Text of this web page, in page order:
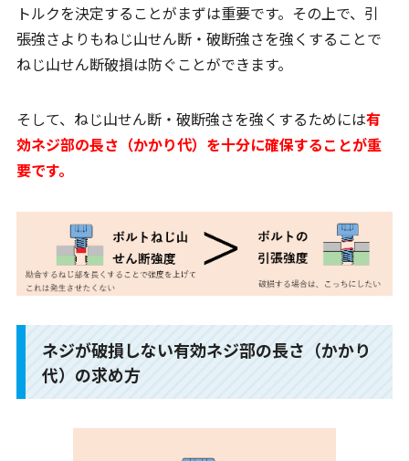
トルクを決定することがまずは重要です。その上で、引
張強さよりもねじ山せん断・破断強さを強くすることで
ねじ山せん断破損は防ぐことができます。
そして、ねじ山せん断・破断強さを強くするためには有
効ネジ部の長さ（かかり代）を十分に確保することが重
要です。
ネジが破損しない有効ネジ部の長さ（かかり
代）の求め方